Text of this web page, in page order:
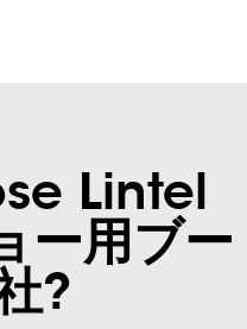
Lintel
ー用ブー
?